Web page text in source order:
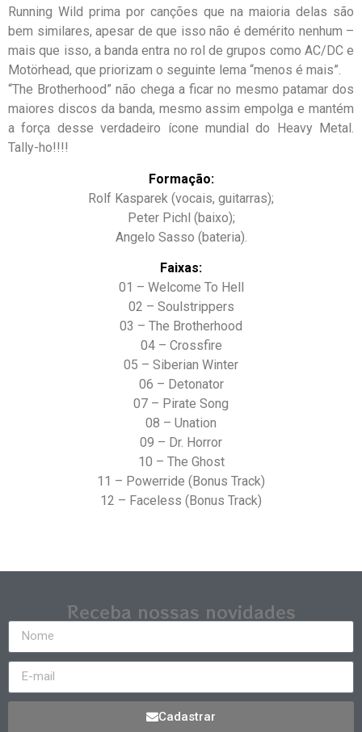
Running Wild prima por canções que na maioria delas são
bem similares, apesar de que isso não é demérito nenhum –
mais que isso, a banda entra no rol de grupos como AC/DC e
Motörhead, que priorizam o seguinte lema “menos é mais”.
“The Brotherhood” não chega a ficar no mesmo patamar dos
maiores discos da banda, mesmo assim empolga e mantém
a força desse verdadeiro ícone mundial do Heavy Metal.
Tally-ho!!!!
Formação:
Rolf Kasparek (vocais, guitarras);
Peter Pichl (baixo);
Angelo Sasso (bateria).
Faixas:
01 – Welcome To Hell
02 – Soulstrippers
03 – The Brotherhood
04 – Crossfire
05 – Siberian Winter
06 – Detonator
07 – Pirate Song
08 – Unation
09 – Dr. Horror
10 – The Ghost
11 – Powerride (Bonus Track)
12 – Faceless (Bonus Track)
Receba nossas novidades
Cadastrar